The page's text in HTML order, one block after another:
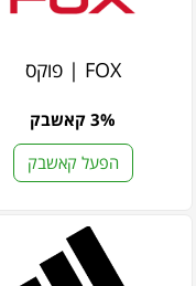
FOX | פוקס
3% קאשבק
הפעל קאשבק